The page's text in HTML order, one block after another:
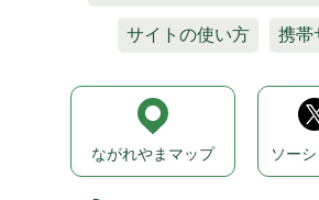
サイトの使い方 携帯
ながれやまマップ ソー